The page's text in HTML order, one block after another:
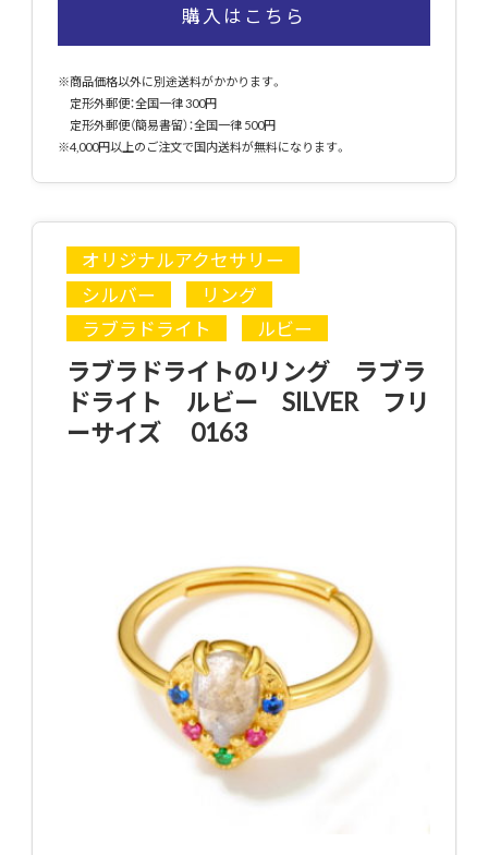
購入はこちら
※商品価格以外に別途送料がかかります。
定形外郵便：全国一律 300円
定形外郵便（簡易書留）：全国一律 500円
※4,000円以上のご注文で国内送料が無料になります。
オリジナルアクセサリー
シルバー
リング
ラブラドライト
ルビー
ラブラドライトのリング ラブラ
ドライト ルビー SILVER フリ
ーサイズ 0163